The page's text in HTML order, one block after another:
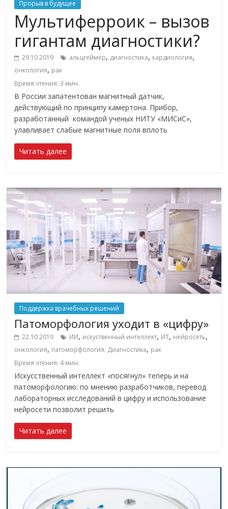
Прорыв в будущее
Мультиферроик – вызов
гигантам диагностики?
29.10.2019 альцгеймер, диагностика, кардиология,
онкология, рак
Время чтения:3 мин.
В России запатентован магнитный датчик,
действующий по принципу камертона. Прибор,
разработанный командой ученых НИТУ «МИСиС»,
улавливает слабые магнитные поля вплоть
Читать далее
Поддержка врачебных решений
Патоморфология уходит в «цифру»
22.10.2019 ИИ, искуственный интеллект, ИТ, нейросеть,
онкология, патоморфология. Диагностика, рак
Время чтения: 4 мин.
Искусственный интеллект «посягнул» теперь и на
патоморфологию: по мнению разработчиков, перевод
лабораторных исследований в цифру и использование
нейросети позволит решить
Читать далее